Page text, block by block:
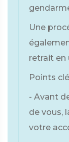
Une
retrait en
Points
- Avant
de vous,
votre